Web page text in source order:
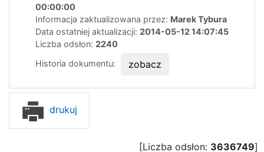
00:00:00
Informacja zaktualizowana przez: Marek Tybura
Data ostatniej aktualizacji: 2014-05-12 14:07:45
Liczba odsłon: 2240
Historia dokumentu:
zobacz
drukuj
[Liczba odsłon: 3636749]